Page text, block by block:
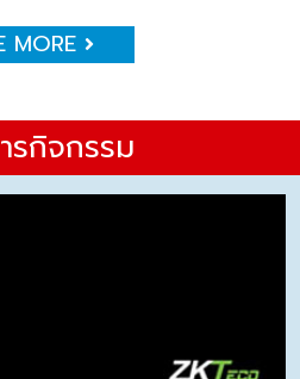
MORE
รกิจกรรม